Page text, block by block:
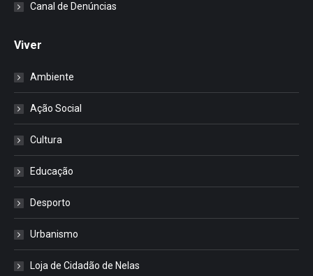
Canal de Denúncias
Viver
Ambiente
Ação Social
Cultura
Educação
Desporto
Urbanismo
Loja de Cidadão de Nelas